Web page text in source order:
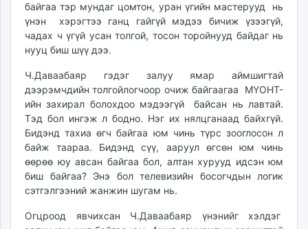
fact.mn
itoim.mn
tumen.mn
times.mn
tvmongolia.mn
mass.mn
unegui.mn
assa.mn
toim.mn
tac.mn
paparazzi.mn
unread.today
байгаа тэр мундаг цомтон, уран үгийн мастерууд нь
үнэн хэрэгтээ ганц гайгүй мэдээ бичиж үзээгүй,
чадах ч үгүй усан толгой, тосон торойнууд байдаг нь
нууц биш шүү дээ.
Ч.Даваабаяр гэдэг залуу ямар аймшигтай
дээрэмчдийн толгойлогчоор очиж байгаагаа МҮОНТ-
ийн захирал болохдоо мэдээгүй байсан нь лавтай.
Тэд бол ингэж л бодно. Нэг их нялцганаад байхгүй.
Бидэнд тахиа өгч байгаа юм чинь түрс зооглосон л
байж таараа. Бидэнд сүү, ааруул өгсөн юм чинь
өөрөө юу авсан байгаа бол, алтан хурууд идсэн юм
биш байгаа? Энэ бол телевизийн босогчдын логик
сэтгэлгээний жанжин шугам нь.
Огцроод явчихсан Ч.Даваабаяр үнэнийг хэлдэг